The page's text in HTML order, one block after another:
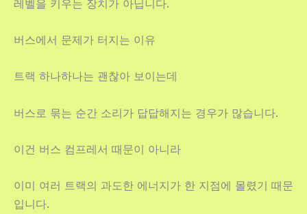
레벨을 키우는 장치가 아닙니다.
버스에서 문제가 터지는 이유
트랙 하나하나는 괜찮아 보이는데
버스로 묶는 순간 소리가 답답해지는 경우가 많습니다.
이건 버스 컴프레서 때문이 아니라
이미 여러 트랙의 과도한 에너지가 한 지점에 몰렸기 때문
입니다.